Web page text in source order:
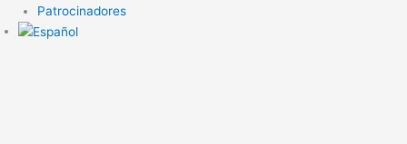
Patrocinadores